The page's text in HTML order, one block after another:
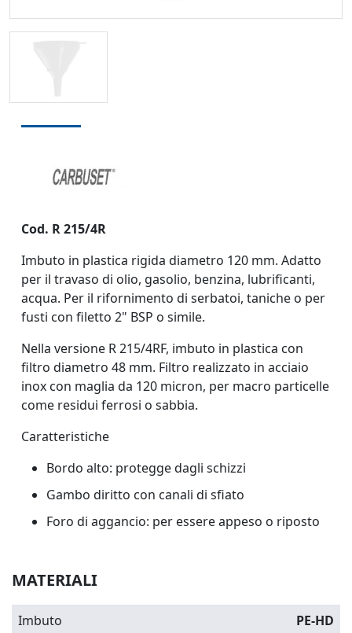
Cod. R 215/4R
Imbuto in plastica rigida diametro 120 mm. Adatto
per il travaso di olio, gasolio, benzina, lubrificanti,
acqua. Per il rifornimento di serbatoi, taniche o per
fusti con filetto 2" BSP o simile.
Nella versione R 215/4RF, imbuto in plastica con
filtro diametro 48 mm. Filtro realizzato in acciaio
inox con maglia da 120 micron, per macro particelle
come residui ferrosi o sabbia.
Caratteristiche
Bordo alto: protegge dagli schizzi
Gambo diritto con canali di sfiato
Foro di aggancio: per essere appeso o riposto
MATERIALI
Imbuto PE-HD